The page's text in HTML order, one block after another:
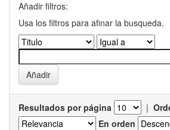
Añadir filtros:
Usa los filtros para afinar la busqueda.
Resultados por página |
En orden